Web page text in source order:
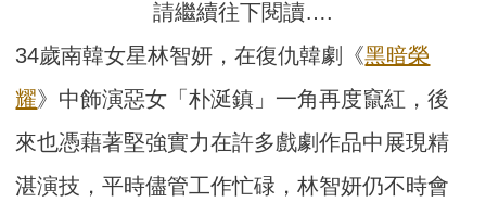
請繼續往下閱讀….
34歲南韓女星林智妍，在復仇韓劇《黑暗榮
耀》中飾演惡女「朴涎鎮」一角再度竄紅，後
來也憑藉著堅強實力在許多戲劇作品中展現精
湛演技，平時儘管工作忙碌，林智妍仍不時會